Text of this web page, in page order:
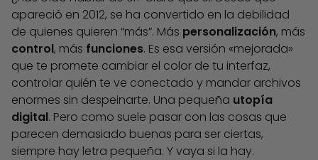
apareció en 2012, se ha convertido en la debilidad
de quienes quieren “más”. Más personalización, más
control, más funciones. Es esa versión «mejorada»
que te promete cambiar el color de tu interfaz,
controlar quién te ve conectado y mandar archivos
enormes sin despeinarte. Una pequeña utopía
digital. Pero como suele pasar con las cosas que
parecen demasiado buenas para ser ciertas,
siempre hay letra pequeña. Y vaya si la hay.